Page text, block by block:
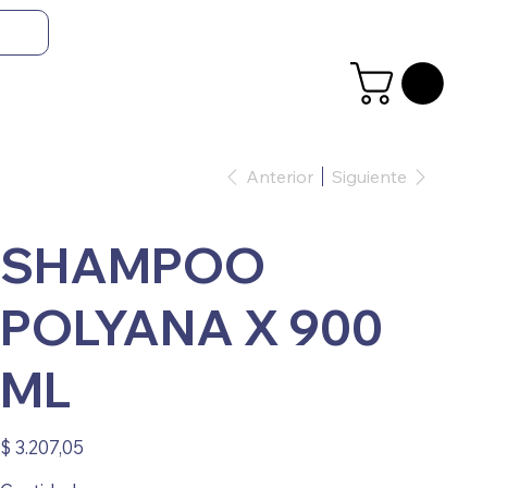
Anterior Siguiente
SHAMPOO
POLYANA X 900
ML
Precio
$ 3.207,05